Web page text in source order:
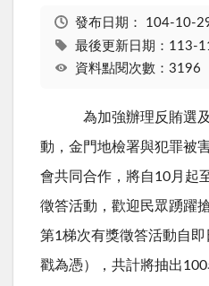
發布日期： 104-10-
最後更新日期：113-
資料點閱次數：3196
為加強辦理反賄選
動，金門地檢署與犯罪被
會共同合作，將自10月起
徵答活動，歡迎民眾踴躍
第1梯次有獎徵答活動自
戳為憑），共計將抽出